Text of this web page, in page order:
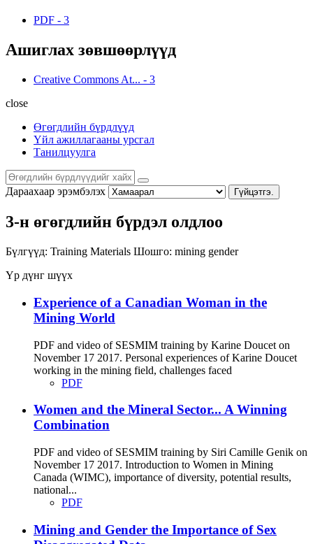
PDF - 3
Ашиглах зөвшөөрлүүд
Creative Commons At... - 3
close
Өгөгдлийн бүрдлүүд
Үйл ажиллагааны урсгал
Танилцуулга
Дараахаар эрэмбэлэх Гүйцэтгэ.
3-н өгөгдлийн бүрдэл олдлоо
Бүлгүүд: Training Materials Шошго: mining gender
Үр дүнг шүүх
Experience of a Canadian Woman in the
Mining World
PDF and video of SESMIM training by Karine Doucet on
November 17 2017. Personal experiences of Karine Doucet
working in the mining field, challenges faced
PDF
Women and the Mineral Sector... A Winning
Combination
PDF and video of SESMIM training by Siri Camille Genik on
November 17 2017. Introduction to Women in Mining
Canada (WIMC), importance of diversity, potential results,
national...
PDF
Mining and Gender the Importance of Sex